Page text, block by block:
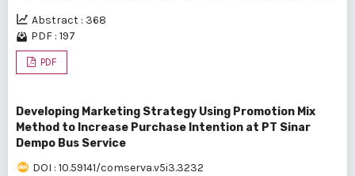
Abstract : 368
PDF : 197
PDF
Developing Marketing Strategy Using Promotion Mix
Method to Increase Purchase Intention at PT Sinar
Dempo Bus Service
DOI : 10.59141/comserva.v5i3.3232